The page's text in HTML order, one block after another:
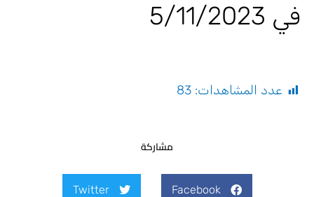
في 5/11/2023
عدد المشاهدات: 83
مشاركة
Facebook
Twitter